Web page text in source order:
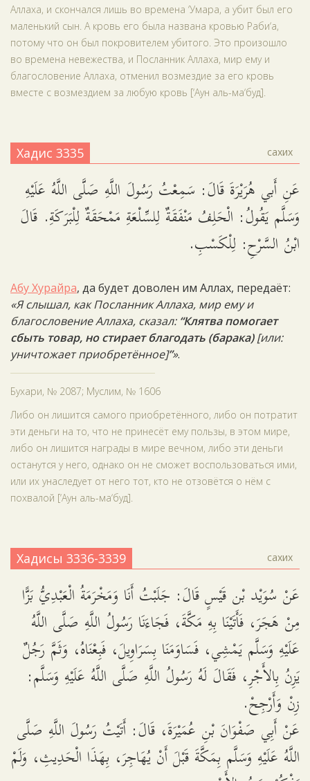
Аллаха, и скончался лишь во времена ‘Умара, а убит был его
маленький сын. А кровь его была названа кровью Раби‘а,
потому что он был покровителем убитого. Это произошло
во времена невежества, и Посланник Аллаха, мир ему и
благословение Аллаха, отменил возмездие за его кровь
вместе с возмездием за любую кровь [‘Аун аль-ма‘буд].
Хадис 3335 сахих
عَنِ أَبي هُرَيْرَةَ قَالَ: سَمِعْتُ رَسُولَ اللَّهِ صَلَّى اللَّهُ عَلَيْهِ
وَسَلَّم يَقُولُ: الْحَلِفُ مَنْفَقَةٌ لِلسِّلْعَةِ مَمْحَقَةٌ لِلْبَرَكَةِ. قَالَ
ابْنُ السَّرْحِ: لِلْكَسْبِ.
Абу Хурайра, да будет доволен им Аллах, передаёт:
«Я слышал, как Посланник Аллаха, мир ему и
благословение Аллаха, сказал: “Клятва помогает
сбыть товар, но стирает благодать (барака)[или:
уничтожает приобретённое]”».
Бухари, № 2087; Муслим, № 1606
Либо он лишится самого приобретённого, либо он потратит
эти деньги на то, что не принесёт ему пользы, в этом мире,
либо он лишится награды в мире вечном, либо эти деньги
останутся у него, однако он не сможет воспользоваться ими,
или их унаследует от него тот, кто не отзовётся о нём с
похвалой [‘Аун аль-ма‘буд].
Хадисы 3336-3339 сахих
عَنْ سُوَيْد بْن قَيْسٍ قَالَ: جَلَبْتُ أَنَا وَمَخْرَمَةُ الْعَبْدِيُّ بَزًّا
مِنْ هَجَرَ، فَأَتَيْنَا بِهِ مَكَّةَ، فَجَاءَنَا رَسُولُ اللَّهِ صَلَّى اللَّهُ
عَلَيْهِ وَسَلَّم يَمْشِي، فَسَاوَمَنَا بِسَرَاوِيلَ، فَبِعْنَاهُ، وَثَمَّ رَجُلٌ
يَزِنُ بِالأَجْرِ، فَقَالَ لَهُ رَسُولُ اللَّهِ صَلَّى اللَّهُ عَلَيْهِ وَسَلَّم:
زِنْ وَأَرْجِحْ.
عَنْ أَبِي صَفْوَانَ بْنِ عُمَيْرَةَ، قَالَ: أَتَيْتُ رَسُولَ اللَّهِ صَلَّى
اللَّهُ عَلَيْهِ وَسَلَّم بِمَكَّةَ قَبْلَ أَنْ يُهَاجِرَ، بِهَذَا الْحَدِيثِ، وَلَمْ